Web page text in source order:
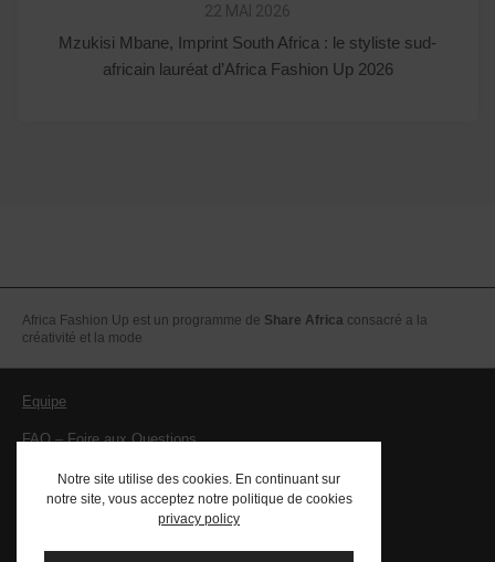
22 MAI 2026
Mzukisi Mbane, Imprint South Africa : le styliste sud-
africain lauréat d’Africa Fashion Up 2026
Africa Fashion Up est un programme de Share Africa consacré a la
créativité et la mode
Equipe
FAQ – Foire aux Questions
Mentions légales – CGV
PRESSE
Notre site utilise des cookies. En continuant sur
notre site, vous acceptez notre politique de cookies
privacy policy